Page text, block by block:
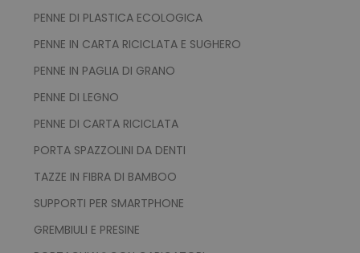
PENNE DI PLASTICA ECOLOGICA
PENNE IN CARTA RICICLATA E SUGHERO
PENNE IN PAGLIA DI GRANO
PENNE DI LEGNO
PENNE DI CARTA RICICLATA
PORTA SPAZZOLINI DA DENTI
TAZZE IN FIBRA DI BAMBOO
SUPPORTI PER SMARTPHONE
GREMBIULI E PRESINE
recently_viewed_product_previous
recently_compared_product
private_content_version
Google Privacy Policy